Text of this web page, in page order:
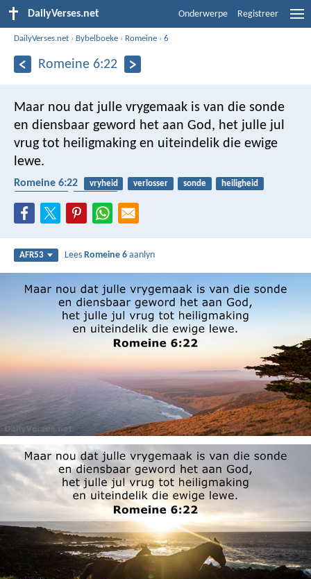
DailyVerses.net Onderwerpe Registreer
DailyVerses.net › Bybelboeke › Romeine ›6
Romeine 6:22
Maar nou dat julle vrygemaak is van die sonde
en diensbaar geword het aan God, het julle jul
vrug tot heiligmaking en uiteindelik die ewige
lewe.
Romeine 6:22 vryheid verlosser sonde
heiligheid
AFR53 LeesRomeine 6 aanlyn